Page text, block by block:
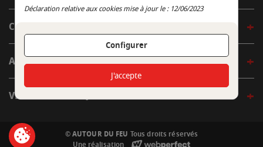
CÔTÉ INDOOR
AUTOUR DE LA TABLE
VENIR EN BOUTIQUE
© AUTOUR DU FEU Tous droits réservés
Déclaration relative aux cookies mise à jour le : 12/06/2023
Configurer
Continuer sans accepter
J'accepte